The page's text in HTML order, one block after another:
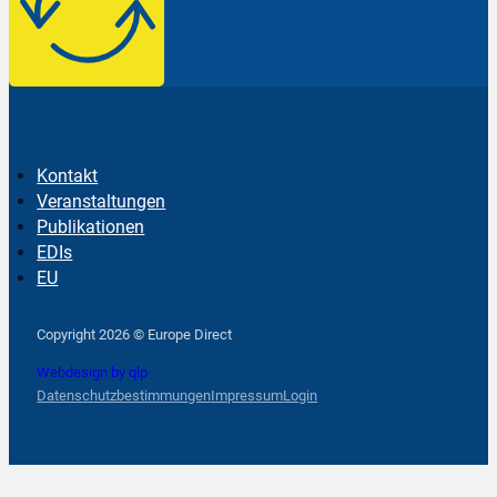
Kontakt
Veranstaltungen
Publikationen
EDIs
EU
Copyright 2026 © Europe Direct
Webdesign by qlp
DatenschutzbestimmungenImpressumLogin